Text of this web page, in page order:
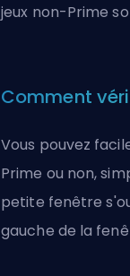
jeux non-Prime
Comment
Vous pouvez
Prime ou non,
petite fenêtre
gauche de la